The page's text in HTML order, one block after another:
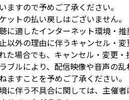
すので予めご了承ください。
トの払い戻しはございません。
適したインターネット環境・推
外の理由に伴うキャンセル・変
場合でも、キャンセル・変更・
ルにより、配信映像や音声の
すことを予めご了承ください。
伴う不具合に関しては、主催者